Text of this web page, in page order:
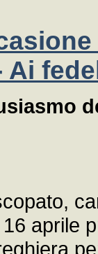
Ai
aprile